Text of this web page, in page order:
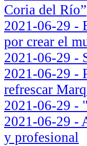
Coria del Río”
2021-06-29 -
por crear el
2021-06-29 -
2021-06-29 -
refrescar
2021-06-29 -
2021-06-29 -
y profesional